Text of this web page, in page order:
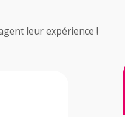
leur expérience !